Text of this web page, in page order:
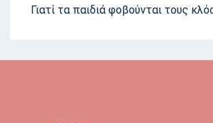
Γιατί τα παιδιά φοβούνται τους